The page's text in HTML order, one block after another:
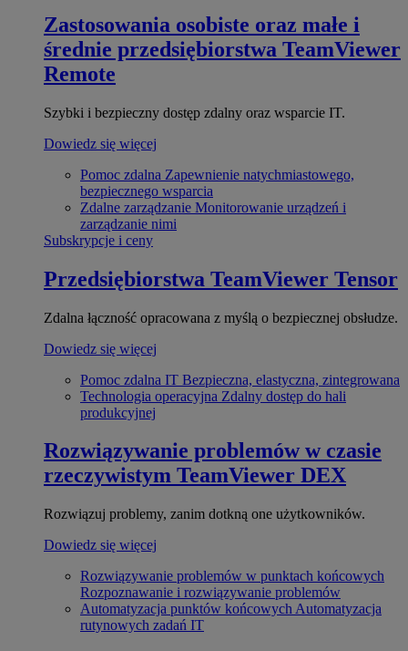
Zastosowania osobiste oraz małe i
średnie przedsiębiorstwa TeamViewer
Remote
Szybki i bezpieczny dostęp zdalny oraz wsparcie IT.
Dowiedz się więcej
Pomoc zdalna Zapewnienie natychmiastowego,
bezpiecznego wsparcia
Zdalne zarządzanie Monitorowanie urządzeń i
zarządzanie nimi
Subskrypcje i ceny
Przedsiębiorstwa TeamViewer Tensor
Zdalna łączność opracowana z myślą o bezpiecznej obsłudze.
Dowiedz się więcej
Pomoc zdalna IT Bezpieczna, elastyczna, zintegrowana
Technologia operacyjna Zdalny dostęp do hali
produkcyjnej
Rozwiązywanie problemów w czasie
rzeczywistym TeamViewer DEX
Rozwiązuj problemy, zanim dotkną one użytkowników.
Dowiedz się więcej
Rozwiązywanie problemów w punktach końcowych
Rozpoznawanie i rozwiązywanie problemów
Automatyzacja punktów końcowych Automatyzacja
rutynowych zadań IT